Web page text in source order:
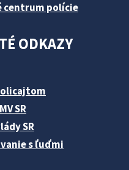
centrum polície
ODKAZY
SR
SR
s ľuďmi